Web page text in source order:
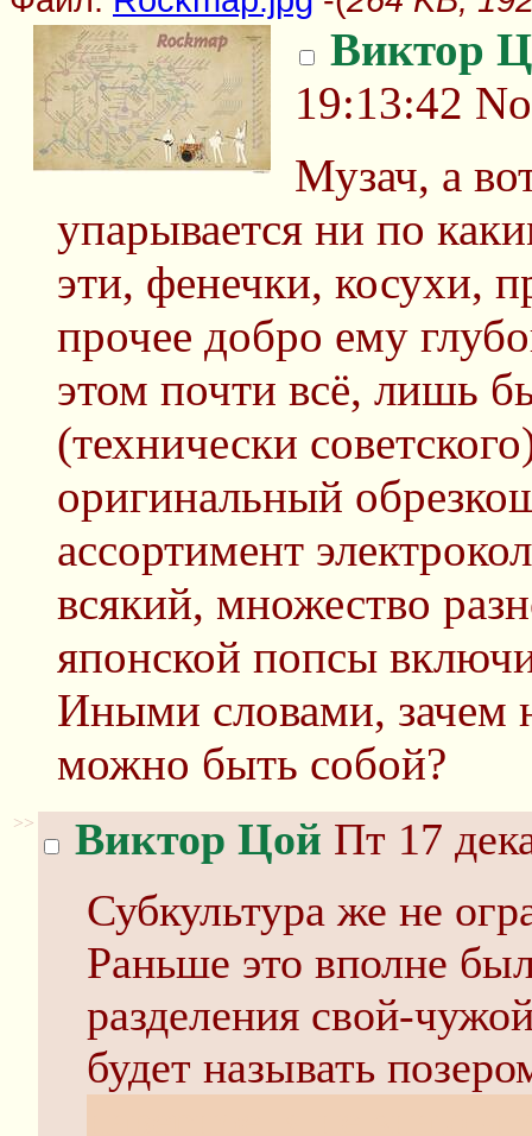
Виктор
19:13:42
Музач, а
упарывается ни по
эти, фенечки, косухи,
прочее добро ему
этом почти всё, лишь
(технически
оригинальный
ассортимент
всякий, множество
японской попсы
Иными словами, зачем
можно быть собой?
>> Виктор Цой Пт 17
Субкультура же не
Раньше это вполне
разделения свой-
будет называть